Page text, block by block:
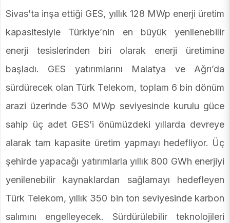
Sivas’ta inşa ettiği GES, yıllık 128 MWp enerji üretim
kapasitesiyle Türkiye’nin en büyük yenilenebilir
enerji tesislerinden biri olarak enerji üretimine
başladı. GES yatırımlarını Malatya ve Ağrı’da
sürdürecek olan Türk Telekom, toplam 6 bin dönüm
arazi üzerinde 530 MWp seviyesinde kurulu güce
sahip üç adet GES’i önümüzdeki yıllarda devreye
alarak tam kapasite üretim yapmayı hedefliyor. Üç
şehirde yapacağı yatırımlarla yıllık 800 GWh enerjiyi
yenilenebilir kaynaklardan sağlamayı hedefleyen
Türk Telekom, yıllık 350 bin ton seviyesinde karbon
salımını engelleyecek. Sürdürülebilir teknolojileri